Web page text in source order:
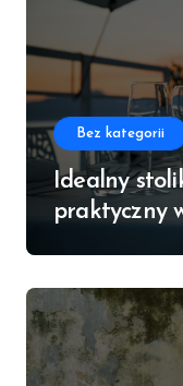
Bez kategorii
Idealny
praktyczny